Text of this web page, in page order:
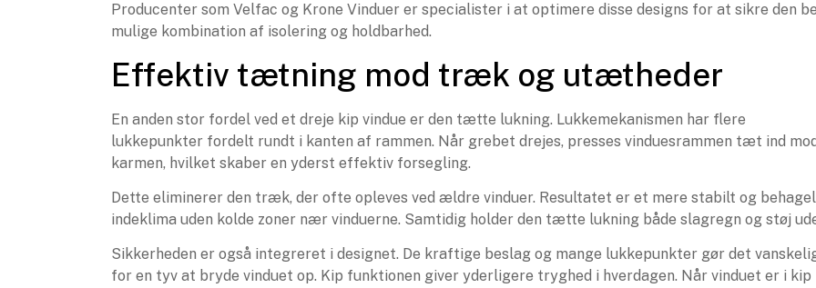
Producenter som Velfac og Krone Vinduer er specialister i at optimere disse designs for at sikre den
mulige kombination af isolering og holdbarhed.
Effektiv tætning mod træk og utætheder
En anden stor fordel ved et dreje kip vindue er den tætte lukning. Lukkemekanismen har flere
lukkepunkter fordelt rundt i kanten af rammen. Når grebet drejes, presses vinduesrammen tæt ind mod
karmen, hvilket skaber en yderst effektiv forsegling.
Dette eliminerer den træk, der ofte opleves ved ældre vinduer. Resultatet er et mere stabilt og
indeklima uden kolde zoner nær vinduerne. Samtidig holder den tætte lukning både slagregn og støj
Sikkerheden er også integreret i designet. De kraftige beslag og mange lukkepunkter gør det
for en tyv at bryde vinduet op. Kip funktionen giver yderligere tryghed i hverdagen. Når vinduet er i kip